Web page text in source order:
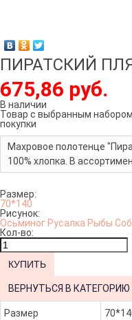
ПИРАТСКИЙ
675,86 руб.
В наличии
Товар с выбранным
покупки
Махровое полотенце
100% хлопка. В
Размер:
70*140
Рисунок:
Осьминог Русалка Рыбы
Кол-во:
ВЕРНУТЬСЯ В КАТЕГОРИЮ
Размер